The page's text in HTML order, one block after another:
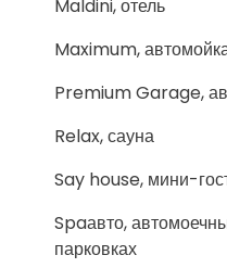
Maldini, отель
Maximum,
Premium Garage,
Relax, сауна
Say house, мини-
Spaавто,
парковках